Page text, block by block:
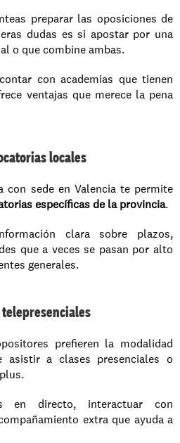
preparar las oposiciones de
dudas es si apostar por una
o que combine ambas.
con academias que tienen
ventajas que merece la pena
locales
con sede en Valencia te permite
específicas de la provincia.
clara sobre plazos,
que a veces se pasan por alto
generales.
prefieren la modalidad
asistir a clases presenciales o
en directo, interactuar con
extra que ayuda a